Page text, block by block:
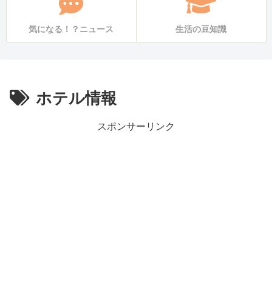
気になる！？ニュース 生活の豆知識
ホテル情報
スポンサーリンク